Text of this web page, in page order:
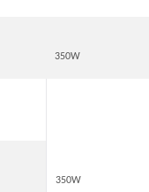
350W
350W